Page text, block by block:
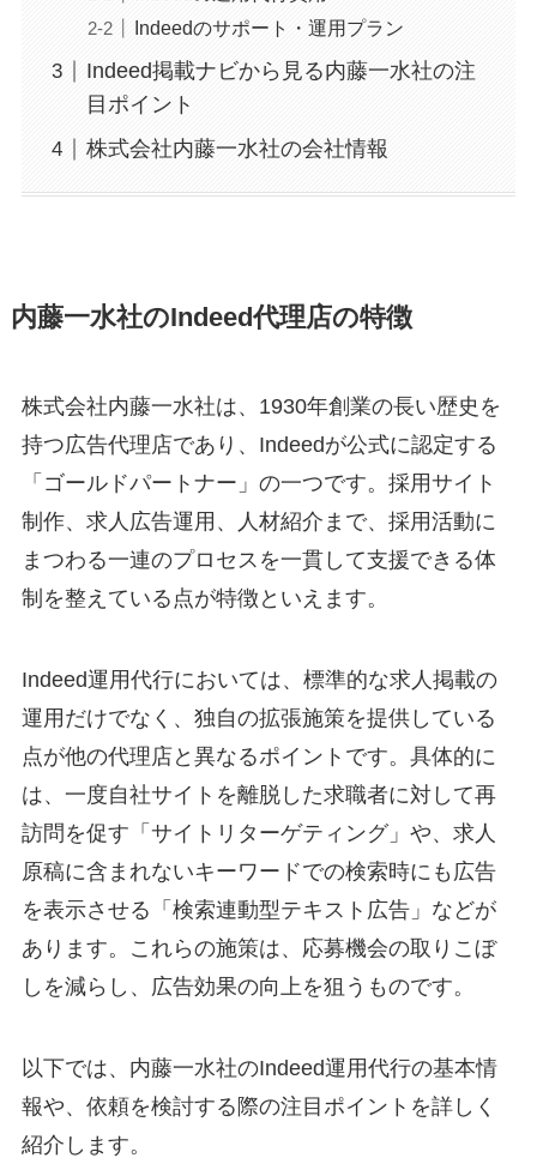
Indeedのサポート・運用プラン
Indeed掲載ナビから見る内藤一水社の注
目ポイント
株式会社内藤一水社の会社情報
内藤一水社のIndeed代理店の特徴
株式会社内藤一水社は、1930年創業の長い歴史を
持つ広告代理店であり、Indeedが公式に認定する
「ゴールドパートナー」の一つです。採用サイト
制作、求人広告運用、人材紹介まで、採用活動に
まつわる一連のプロセスを一貫して支援できる体
制を整えている点が特徴といえます。
Indeed運用代行においては、標準的な求人掲載の
運用だけでなく、独自の拡張施策を提供している
点が他の代理店と異なるポイントです。具体的に
は、一度自社サイトを離脱した求職者に対して再
訪問を促す「サイトリターゲティング」や、求人
原稿に含まれないキーワードでの検索時にも広告
を表示させる「検索連動型テキスト広告」などが
あります。これらの施策は、応募機会の取りこぼ
しを減らし、広告効果の向上を狙うものです。
以下では、内藤一水社のIndeed運用代行の基本情
報や、依頼を検討する際の注目ポイントを詳しく
紹介します。